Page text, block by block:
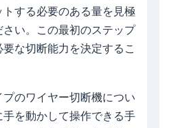
する必要のある量を見極
い。この最初のステップ
な切断能力を決定するこ
のワイヤー切断機につい
を動かして操作できる手